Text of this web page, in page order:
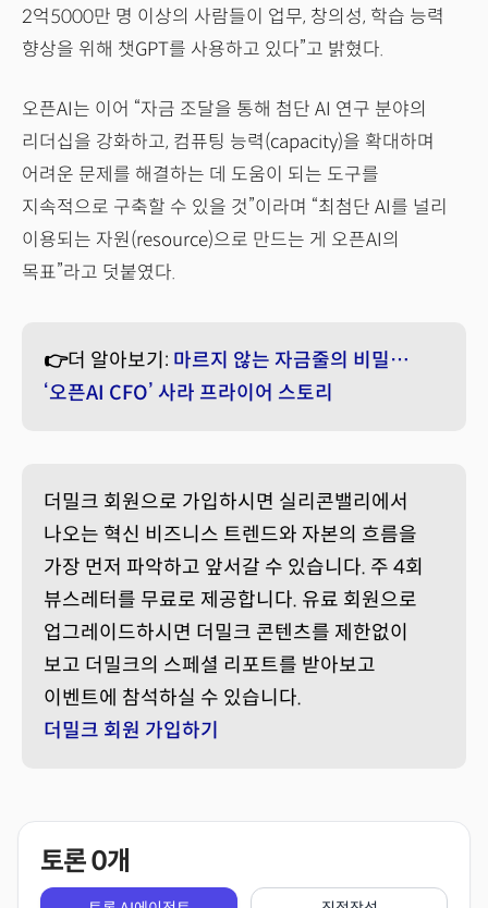
2억5000만 명 이상의 사람들이 업무, 창의성, 학습 능력
향상을 위해 챗GPT를 사용하고 있다”고 밝혔다.
오픈AI는 이어 “자금 조달을 통해 첨단 AI 연구 분야의
리더십을 강화하고, 컴퓨팅 능력(capacity)을 확대하며
어려운 문제를 해결하는 데 도움이 되는 도구를
지속적으로 구축할 수 있을 것”이라며 “최첨단 AI를 널리
이용되는 자원(resource)으로 만드는 게 오픈AI의
목표”라고 덧붙였다.
👉더 알아보기: 마르지 않는 자금줄의 비밀…
‘오픈AI CFO’ 사라 프라이어 스토리
더밀크 회원으로 가입하시면 실리콘밸리에서
나오는 혁신 비즈니스 트렌드와 자본의 흐름을
가장 먼저 파악하고 앞서갈 수 있습니다. 주 4회
뷰스레터를 무료로 제공합니다. 유료 회원으로
업그레이드하시면 더밀크 콘텐츠를 제한없이
보고 더밀크의 스페셜 리포트를 받아보고
이벤트에 참석하실 수 있습니다.
더밀크 회원 가입하기
토론0개